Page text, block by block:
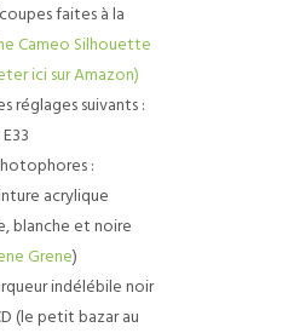
faites à la
Cameo Silhouette
ici sur Amazon)
réglages suivants :
:
acrylique
blanche et noire
Grene)
indélébile noir
(le petit bazar au